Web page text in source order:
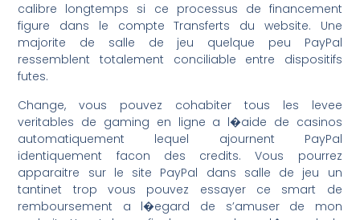
calibre longtemps si ce processus de financement
figure dans le compte Transferts du website. Une
majorite de salle de jeu quelque peu PayPal
ressemblent totalement conciliable entre dispositifs
futes.
Change, vous pouvez cohabiter tous les levee
veritables de gaming en ligne a l�aide de casinos
automatiquement lequel ajournent PayPal
identiquement facon des credits. Vous pourrez
apparaitre sur le site PayPal dans salle de jeu un
tantinet trop vous pouvez essayer ce smart de
remboursement a l�egard de s’amuser de mon